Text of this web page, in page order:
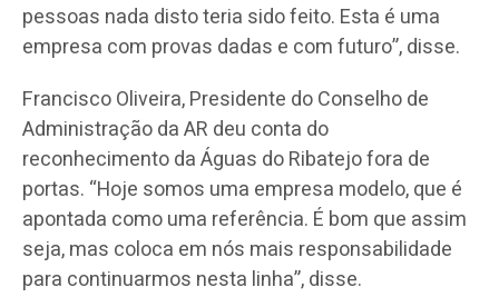
pessoas nada disto teria sido feito. Esta é uma
empresa com provas dadas e com futuro”, disse.
Francisco Oliveira, Presidente do Conselho de
Administração da AR deu conta do
reconhecimento da Águas do Ribatejo fora de
portas. “Hoje somos uma empresa modelo, que é
apontada como uma referência. É bom que assim
seja, mas coloca em nós mais responsabilidade
para continuarmos nesta linha”, disse.